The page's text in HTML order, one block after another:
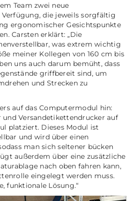
Team zwei neue
die jeweils sorgfältig
ergonomischer Gesichtspunkte
Carsten erklärt: „Die
was extrem wichtig
meiner Kollegen von 160 cm bis
uns auch darum bemüht, dass
griffbereit sind, um
und Strecken zu
auf das Computermodul hin:
und Versandetikettendrucker auf
platziert. Dieses Modul ist
und wird über einen
man sich seltener bücken
außerdem über eine zusätzliche
nach oben fahren kann,
eingelegt werden muss.
funktionale Lösung.“